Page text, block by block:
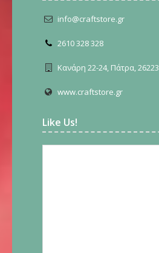
info@craftstore.gr
2610 328 328
Κανάρη 22-24, Πάτρα, 26223
www.craftstore.gr
Like Us!